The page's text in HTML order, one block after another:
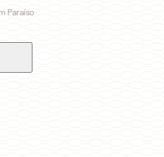
Paraíso